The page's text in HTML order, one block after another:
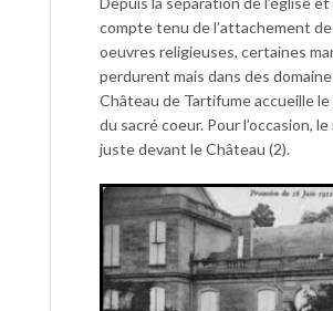
compte tenu de l’attachement
oeuvres religieuses, certaines
perdurent mais dans des
Château de Tartifume accueille le
du sacré coeur. Pour l’occasion,
juste devant le Château (2).